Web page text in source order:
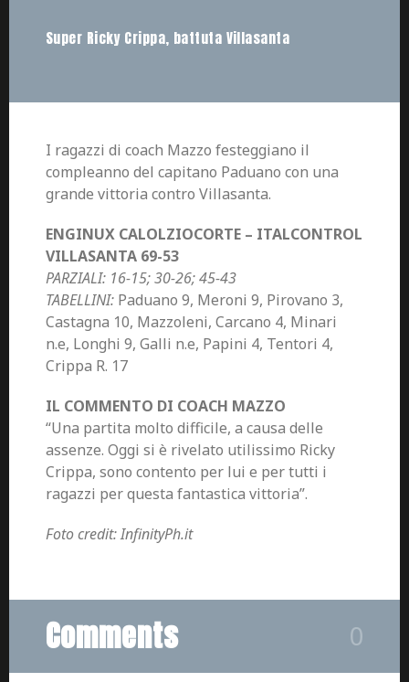
Super Ricky Crippa, battuta Villasanta
I ragazzi di coach Mazzo festeggiano il
compleanno del capitano Paduano con una
grande vittoria contro Villasanta.
ENGINUX CALOLZIOCORTE – ITALCONTROL
VILLASANTA 69-53
PARZIALI: 16-15; 30-26; 45-43
TABELLINI: Paduano 9, Meroni 9, Pirovano 3,
Castagna 10, Mazzoleni, Carcano 4, Minari
n.e, Longhi 9, Galli n.e, Papini 4, Tentori 4,
Crippa R. 17
IL COMMENTO DI COACH MAZZO
“Una partita molto difficile, a causa delle
assenze. Oggi si è rivelato utilissimo Ricky
Crippa, sono contento per lui e per tutti i
ragazzi per questa fantastica vittoria”.
Foto credit: InfinityPh.it
Comments 0